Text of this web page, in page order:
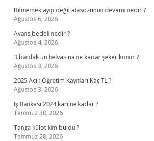
Bilmemek ayıp değil atasözünün devamı nedir ?
Ağustos 6, 2026
Avans bedeli nedir ?
Ağustos 4, 2026
3 bardak un helvasına ne kadar şeker konur ?
Ağustos 3, 2026
2025 Açık Öğretim Kayıtları Kaç TL ?
Ağustos 3, 2026
İş Bankası 2024 karı ne kadar ?
Temmuz 30, 2026
Tanga külot kim buldu ?
Temmuz 28, 2026